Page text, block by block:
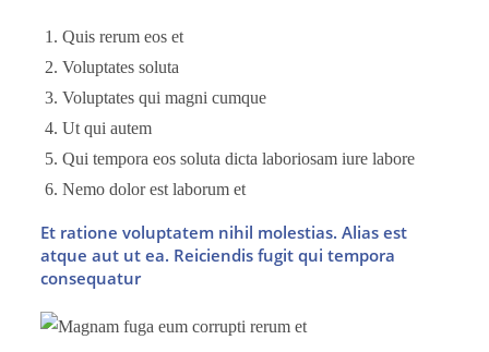
Quis rerum eos et
Voluptates soluta
Voluptates qui magni cumque
Ut qui autem
Qui tempora eos soluta dicta laboriosam iure labore
Nemo dolor est laborum et
Et ratione voluptatem nihil molestias. Alias est
atque aut ut ea. Reiciendis fugit qui tempora
consequatur